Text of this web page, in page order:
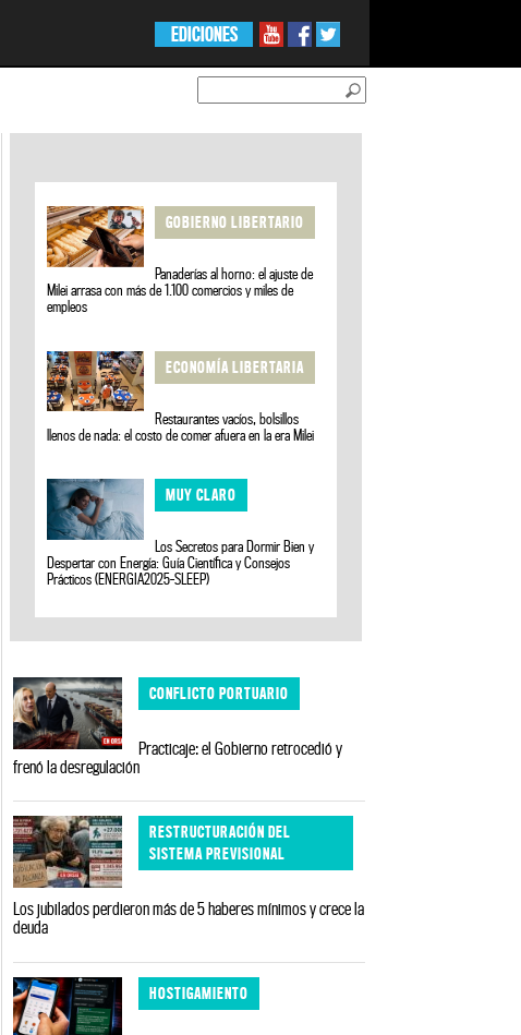
EDICIONES
GOBIERNO LIBERTARIO
Panaderías al horno: el ajuste de
Milei arrasa con más de 1.100 comercios y miles de
empleos
ECONOMÍA LIBERTARIA
Restaurantes vacíos, bolsillos
llenos de nada: el costo de comer afuera en la era Milei
MUY CLARO
Los Secretos para Dormir Bien y
Despertar con Energía: Guía Científica y Consejos
Prácticos (ENERGIA2025-SLEEP)
CONFLICTO PORTUARIO
Practicaje: el Gobierno retrocedió y
frenó la desregulación
RESTRUCTURACIÓN DEL
SISTEMA PREVISIONAL
Los jubilados perdieron más de 5 haberes mínimos y crece la
deuda
HOSTIGAMIENTO